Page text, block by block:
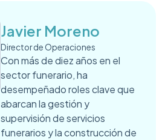
Javier Moreno
Director de Operaciones
Con más de diez años en el
sector funerario, ha
desempeñado roles clave que
abarcan la gestión y
supervisión de servicios
funerarios y la construcción de